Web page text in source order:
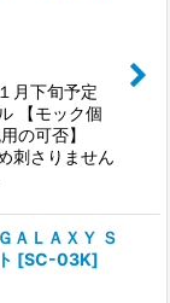
下旬予定
【モック個
用の可否】
刺さりません
ＬＡＸＹ Ｓ
[SC-03K]